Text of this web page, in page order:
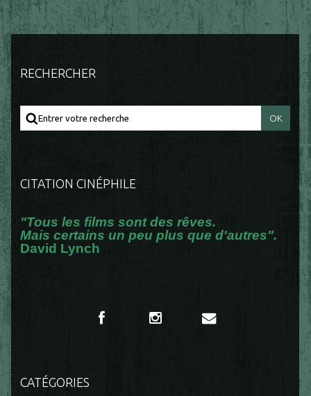
RECHERCHER
CITATION CINÉPHILE
"Tous les films sont des rêves.
Mais certains un peu plus que d'autres".
David Lynch
CATÉGORIES